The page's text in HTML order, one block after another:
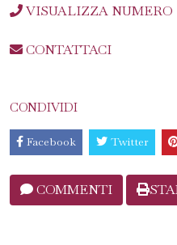
VISUALIZZA NUMERO
CONTATTACI
CONDIVIDI
Facebook Twitter
COMMENTI